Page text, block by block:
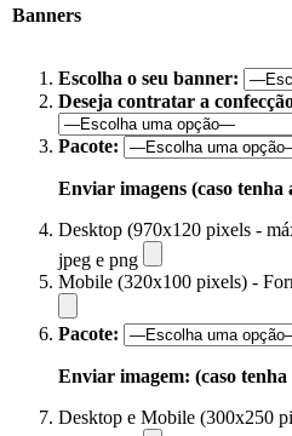
Banners
Escolha o seu banner:
Deseja contratar a
Pacote:
Enviar imagens (caso tenha
Desktop (970x120 pixels -
jpeg e png
Mobile (320x100 pixels) -
Pacote:
Enviar imagem: (caso
Desktop e Mobile (300x250